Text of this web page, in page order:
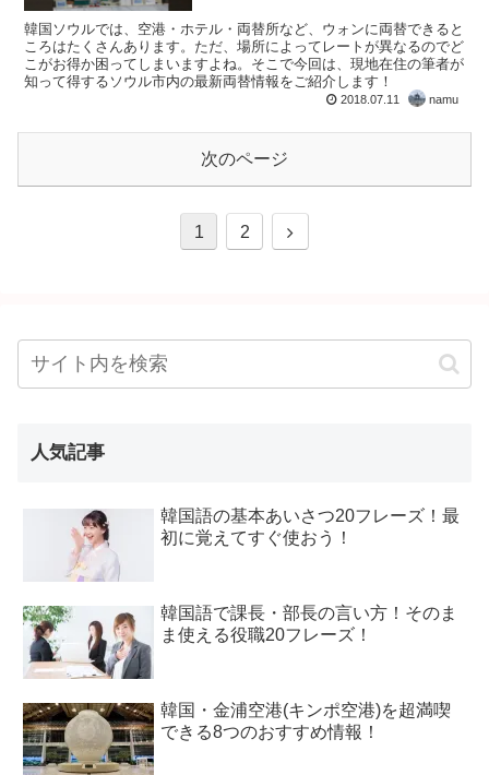
韓国ソウルでは、空港・ホテル・両替所など、ウォンに両替できると
ころはたくさんあります。ただ、場所によってレートが異なるのでど
こがお得か困ってしまいますよね。そこで今回は、現地在住の筆者が
知って得するソウル市内の最新両替情報をご紹介します！
2018.07.11 namu
次のページ
1 2
人気記事
韓国語の基本あいさつ20フレーズ！最
初に覚えてすぐ使おう！
韓国語で課長・部長の言い方！そのま
ま使える役職20フレーズ！
韓国・金浦空港(キンポ空港)を超満喫
できる8つのおすすめ情報！